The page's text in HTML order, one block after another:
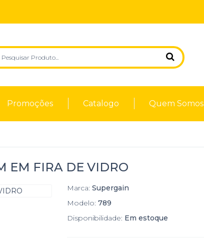
Promoções Catalogo Quem Somos
EM FIRA DE VIDRO
Marca: Supergain
Modelo: 789
Disponibilidade: Em estoque